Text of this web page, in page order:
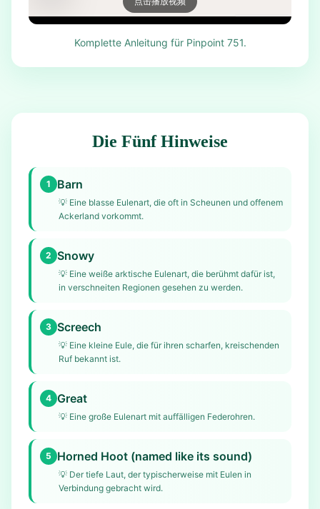
Komplette Anleitung für Pinpoint 751.
Die Fünf Hinweise
1 Barn
💡 Eine blasse Eulenart, die oft in Scheunen und offenem
Ackerland vorkommt.
2 Snowy
💡 Eine weiße arktische Eulenart, die berühmt dafür ist,
in verschneiten Regionen gesehen zu werden.
3 Screech
💡 Eine kleine Eule, die für ihren scharfen, kreischenden
Ruf bekannt ist.
4 Great
💡 Eine große Eulenart mit auffälligen Federohren.
5 Horned Hoot (named like its sound)
💡 Der tiefe Laut, der typischerweise mit Eulen in
Verbindung gebracht wird.